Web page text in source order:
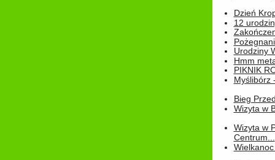
Dzień
12
Urodziny
Hmm
PIKNIK
Myślibórz
Bieg
Wizyta w
Wizyta w
Centrum...